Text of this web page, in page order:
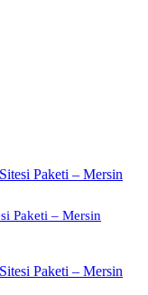
Paketi – Mersin